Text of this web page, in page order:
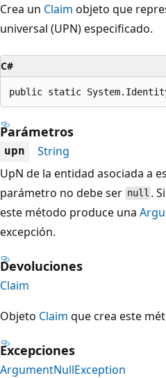
Crea un Claim objeto que
universal (UPN) especificado.
C#
public static
Parámetros
upn
String
UpN de la entidad asociada a
parámetro no debe ser null .
este método produce una
excepción.
Devoluciones
Claim
Objeto Claim que crea este
Excepciones
ArgumentNullException